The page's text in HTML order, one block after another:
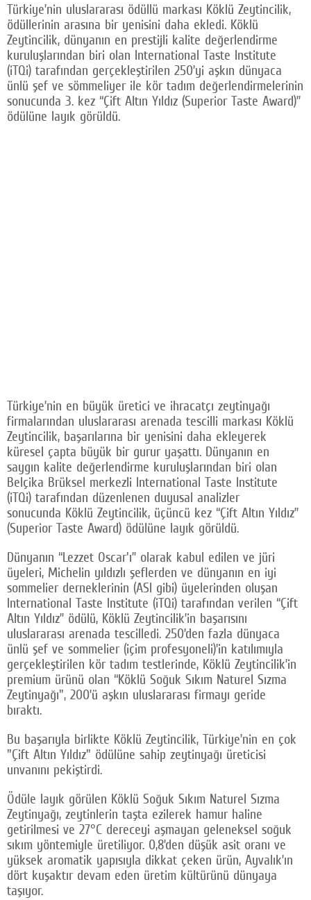
Türkiye’nin uluslararası ödüllü markası Köklü Zeytincilik,
ödüllerinin arasına bir yenisini daha ekledi. Köklü
Zeytincilik, dünyanın en prestijli kalite değerlendirme
kuruluşlarından biri olan International Taste Institute
(iTQi) tarafından gerçekleştirilen 250’yi aşkın dünyaca
ünlü şef ve sömmeliyer ile kör tadım değerlendirmelerinin
sonucunda 3. kez “Çift Altın Yıldız (Superior Taste Award)”
ödülüne layık görüldü.
Türkiye’nin en büyük üretici ve ihracatçı zeytinyağı
firmalarından uluslararası arenada tescilli markası Köklü
Zeytincilik, başarılarına bir yenisini daha ekleyerek
küresel çapta büyük bir gurur yaşattı. Dünyanın en
saygın kalite değerlendirme kuruluşlarından biri olan
Belçika Brüksel merkezli International Taste Institute
(iTQi) tarafından düzenlenen duyusal analizler
sonucunda Köklü Zeytincilik, üçüncü kez “Çift Altın Yıldız”
(Superior Taste Award) ödülüne layık görüldü.
Dünyanın “Lezzet Oscar'ı” olarak kabul edilen ve jüri
üyeleri, Michelin yıldızlı şeflerden ve dünyanın en iyi
sommelier derneklerinin (ASI gibi) üyelerinden oluşan
International Taste Institute (iTQi) tarafından verilen “Çift
Altın Yıldız” ödülü, Köklü Zeytincilik’in başarısını
uluslararası arenada tescilledi. 250’den fazla dünyaca
ünlü şef ve sommelier (içim profesyoneli)’in katılımıyla
gerçekleştirilen kör tadım testlerinde, Köklü Zeytincilik’in
premium ürünü olan “Köklü Soğuk Sıkım Naturel Sızma
Zeytinyağı", 200’ü aşkın uluslararası firmayı geride
bıraktı.
Bu başarıyla birlikte Köklü Zeytincilik, Türkiye’nin en çok
"Çift Altın Yıldız" ödülüne sahip zeytinyağı üreticisi
unvanını pekiştirdi.
Ödüle layık görülen Köklü Soğuk Sıkım Naturel Sızma
Zeytinyağı, zeytinlerin taşta ezilerek hamur haline
getirilmesi ve 27°C dereceyi aşmayan geleneksel soğuk
sıkım yöntemiyle üretiliyor. 0,8’den düşük asit oranı ve
yüksek aromatik yapısıyla dikkat çeken ürün, Ayvalık’ın
dört kuşaktır devam eden üretim kültürünü dünyaya
taşıyor.